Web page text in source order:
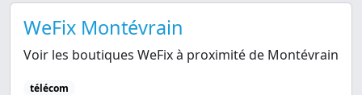
WeFix Montévrain
Voir les boutiques WeFix à proximité de Montévrain
télécom